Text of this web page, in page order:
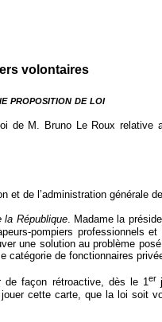
volontaires
proposition de loi
de M. Bruno Le Roux relative
de l’administration générale
la République. Madame la
pompiers professionnels et
une solution au problème
de fonctionnaires
de façon rétroactive, dès le 1er
cette carte, que la loi soit